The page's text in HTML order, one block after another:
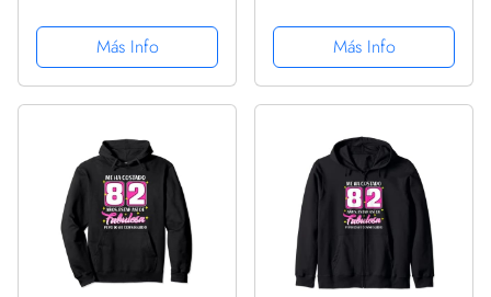
Más Info
Más Info